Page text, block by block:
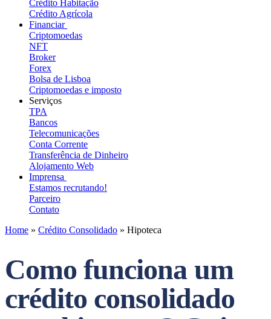
Crédito Habitação
Crédito Agrícola
Financiar
Criptomoedas
NFT
Broker
Forex
Bolsa de Lisboa
Criptomoedas e imposto
Serviços
TPA
Bancos
Telecomunicações
Conta Corrente
Transferência de Dinheiro
Alojamento Web
Imprensa
Estamos recrutando!
Parceiro
Contato
Home » Crédito Consolidado » Hipoteca
Como funciona um
crédito consolidado